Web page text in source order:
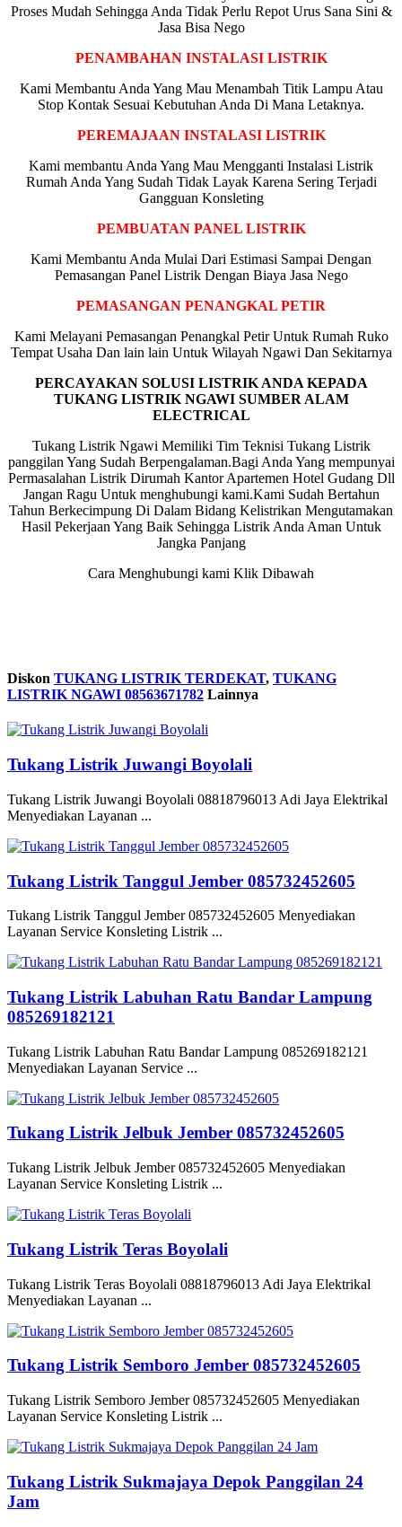
Proses Mudah Sehingga Anda Tidak Perlu Repot Urus Sana Sini &
Jasa Bisa Nego
PENAMBAHAN INSTALASI LISTRIK
Kami Membantu Anda Yang Mau Menambah Titik Lampu Atau
Stop Kontak Sesuai Kebutuhan Anda Di Mana Letaknya.
PEREMAJAAN INSTALASI LISTRIK
Kami membantu Anda Yang Mau Mengganti Instalasi Listrik
Rumah Anda Yang Sudah Tidak Layak Karena Sering Terjadi
Gangguan Konsleting
PEMBUATAN PANEL LISTRIK
Kami Membantu Anda Mulai Dari Estimasi Sampai Dengan
Pemasangan Panel Listrik Dengan Biaya Jasa Nego
PEMASANGAN PENANGKAL PETIR
Kami Melayani Pemasangan Penangkal Petir Untuk Rumah Ruko
Tempat Usaha Dan lain lain Untuk Wilayah Ngawi Dan Sekitarnya
PERCAYAKAN SOLUSI LISTRIK ANDA KEPADA
TUKANG LISTRIK NGAWI SUMBER ALAM
ELECTRICAL
Tukang Listrik Ngawi Memiliki Tim Teknisi Tukang Listrik
panggilan Yang Sudah Berpengalaman.Bagi Anda Yang mempunyai
Permasalahan Listrik Dirumah Kantor Apartemen Hotel Gudang Dll
Jangan Ragu Untuk menghubungi kami.Kami Sudah Bertahun
Tahun Berkecimpung Di Dalam Bidang Kelistrikan Mengutamakan
Hasil Pekerjaan Yang Baik Sehingga Listrik Anda Aman Untuk
Jangka Panjang
Cara Menghubungi kami Klik Dibawah
Diskon TUKANG LISTRIK TERDEKAT, TUKANG
LISTRIK NGAWI 08563671782 Lainnya
Tukang Listrik Juwangi Boyolali
Tukang Listrik Juwangi Boyolali 08818796013 Adi Jaya Elektrikal
Menyediakan Layanan ...
Tukang Listrik Tanggul Jember 085732452605
Tukang Listrik Tanggul Jember 085732452605 Menyediakan
Layanan Service Konsleting Listrik ...
Tukang Listrik Labuhan Ratu Bandar Lampung
085269182121
Tukang Listrik Labuhan Ratu Bandar Lampung 085269182121
Menyediakan Layanan Service ...
Tukang Listrik Jelbuk Jember 085732452605
Tukang Listrik Jelbuk Jember 085732452605 Menyediakan
Layanan Service Konsleting Listrik ...
Tukang Listrik Teras Boyolali
Tukang Listrik Teras Boyolali 08818796013 Adi Jaya Elektrikal
Menyediakan Layanan ...
Tukang Listrik Semboro Jember 085732452605
Tukang Listrik Semboro Jember 085732452605 Menyediakan
Layanan Service Konsleting Listrik ...
Tukang Listrik Sukmajaya Depok Panggilan 24
Jam